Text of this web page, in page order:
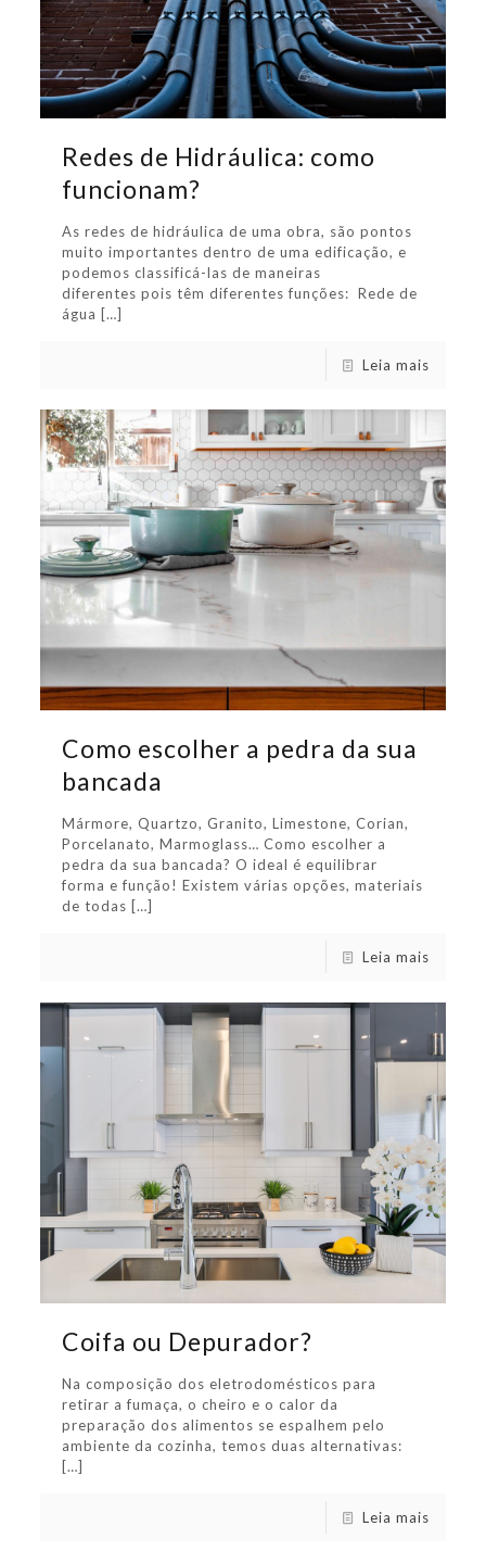
Redes de Hidráulica: como
funcionam?
As redes de hidráulica de uma obra, são pontos
muito importantes dentro de uma edificação, e
podemos classificá-las de maneiras
diferentes pois têm diferentes funções: Rede de
água […]
Leia mais
Como escolher a pedra da sua
bancada
Mármore, Quartzo, Granito, Limestone, Corian,
Porcelanato, Marmoglass… Como escolher a
pedra da sua bancada? O ideal é equilibrar
forma e função! Existem várias opções, materiais
de todas […]
Leia mais
Coifa ou Depurador?
Na composição dos eletrodomésticos para
retirar a fumaça, o cheiro e o calor da
preparação dos alimentos se espalhem pelo
ambiente da cozinha, temos duas alternativas:
[…]
Leia mais